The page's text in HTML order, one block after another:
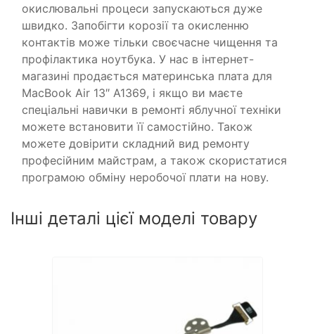
окислювальні процеси запускаються дуже
швидко. Запобігти корозії та окисленню
контактів може тільки своєчасне чищення та
профілактика ноутбука. У нас в інтернет-
магазині продається материнська плата для
MacBook Air 13″ A1369, і якщо ви маєте
спеціальні навички в ремонті яблучної техніки
можете встановити її самостійно. Також
можете довірити складний вид ремонту
професійним майстрам, а також скористатися
програмою обміну неробочої плати на нову.
Інші деталі цієї моделі товару